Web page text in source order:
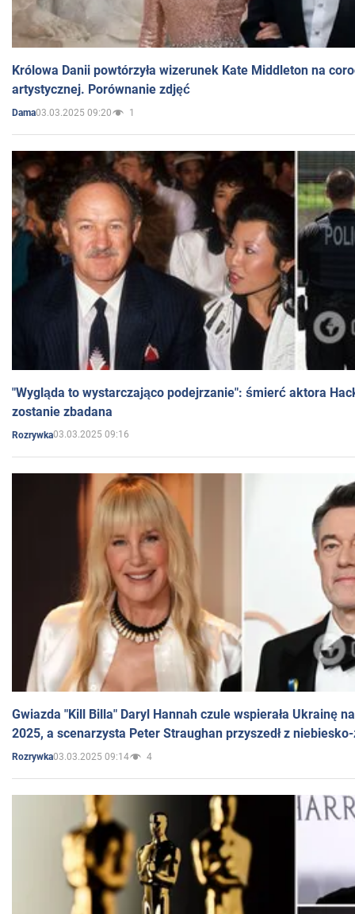
Królowa Danii powtórzyła wizerunek Kate Middleton na
artystycznej. Porównanie zdjęć
Dama03.03.2025 09:20 1
"Wygląda to wystarczająco podejrzanie": śmierć aktora
zostanie zbadana
Rozrywka03.03.2025 09:16
Gwiazda "Kill Billa" Daryl Hannah czule wspierała Ukrainę
2025, a scenarzysta Peter Straughan przyszedł z
Rozrywka03.03.2025 09:14 4